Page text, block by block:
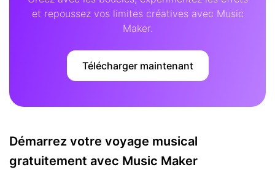
et repoussez vos limites créatives avec Music
Maker.
Télécharger maintenant
Démarrez votre voyage musical
gratuitement avec Music Maker